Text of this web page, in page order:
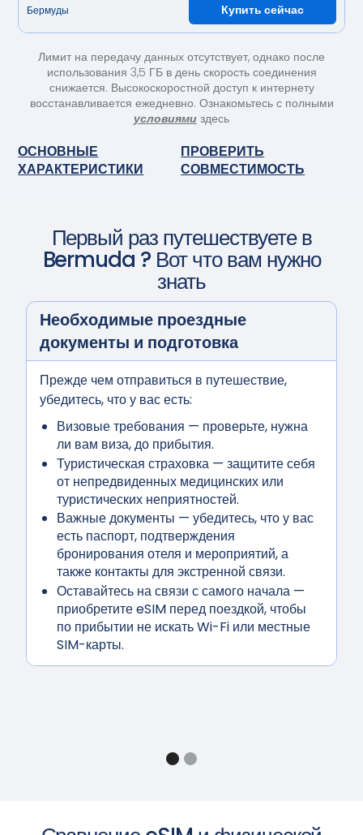
Бермуды Купить сейчас
Лимит на передачу данных отсутствует, однако после
использования 3,5 ГБ в день скорость соединения
снижается. Высокоскоростной доступ к интернету
восстанавливается ежедневно. Ознакомьтесь с полными
условиями здесь
ОСНОВНЫЕ
ХАРАКТЕРИСТИКИ
ПРОВЕРИТЬ
СОВМЕСТИМОСТЬ
Первый раз путешествуете в
Bermuda ? Вот что вам нужно
знать
Необходимые проездные
документы и подготовка
Прежде чем отправиться в путешествие,
убедитесь, что у вас есть:
Визовые требования — проверьте, нужна
ли вам виза, до прибытия.
Туристическая страховка — защитите себя
от непредвиденных медицинских или
туристических неприятностей.
Важные документы — убедитесь, что у вас
есть паспорт, подтверждения
бронирования отеля и мероприятий, а
также контакты для экстренной связи.
Оставайтесь на связи с самого начала —
приобретите eSIM перед поездкой, чтобы
по прибытии не искать Wi-Fi или местные
SIM-карты.